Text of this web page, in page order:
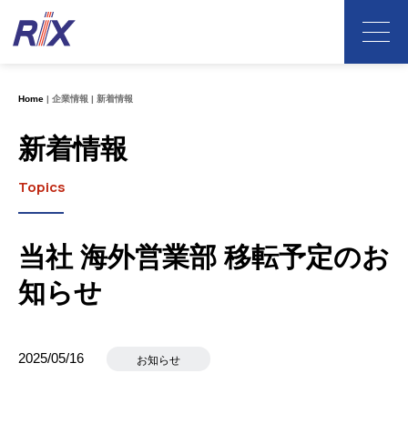
Home 企業情報 新着情報
新着情報
Topics
当社 海外営業部 移転予定のお
知らせ
2025/05/16 お知らせ